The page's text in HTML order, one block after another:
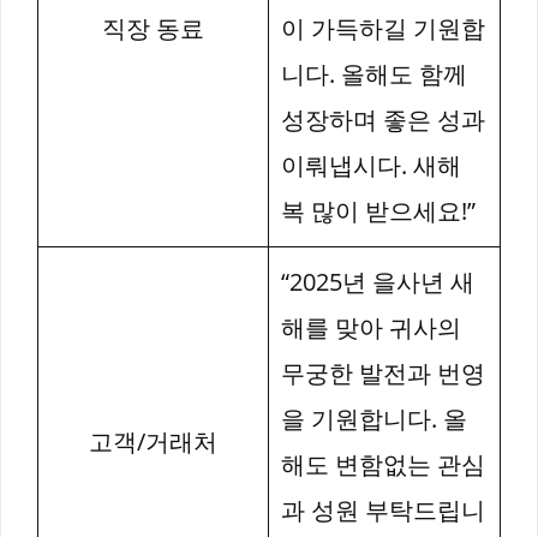
직장 동료
이 가득하길 기원합
니다. 올해도 함께
성장하며 좋은 성과
이뤄냅시다. 새해
복 많이 받으세요!”
고객/거래처
“2025년 을사년 새
해를 맞아 귀사의
무궁한 발전과 번영
을 기원합니다. 올
해도 변함없는 관심
과 성원 부탁드립니